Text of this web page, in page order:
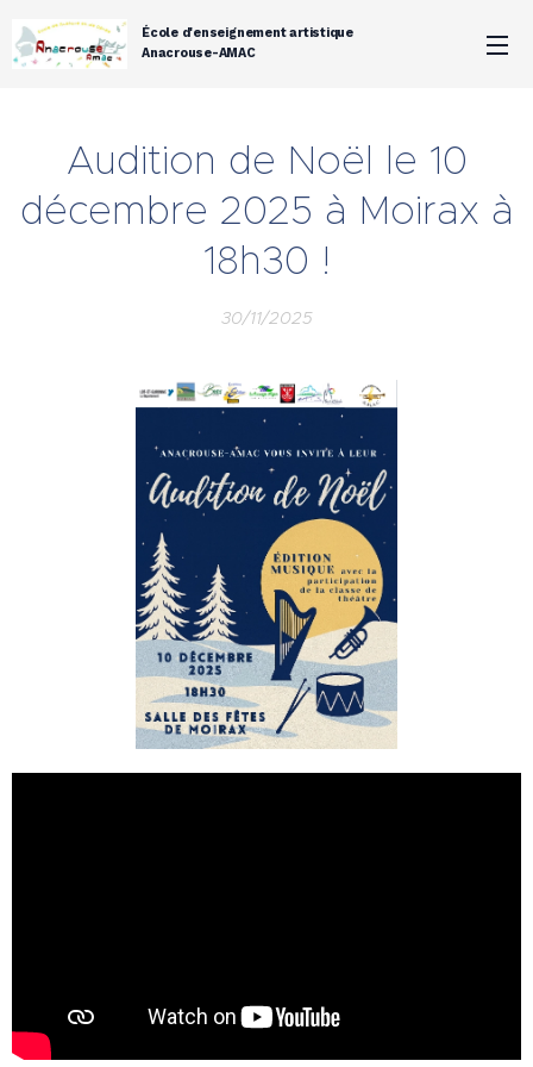
École d'enseignement artistique
Anacrouse-AMAC
Audition de Noël le 10
décembre 2025 à Moirax à
18h30 !
30/11/2025